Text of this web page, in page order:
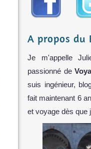
A propos du
Je m'appelle
passionné de
suis ingénieur,
fait maintenant 6
et voyage dès que